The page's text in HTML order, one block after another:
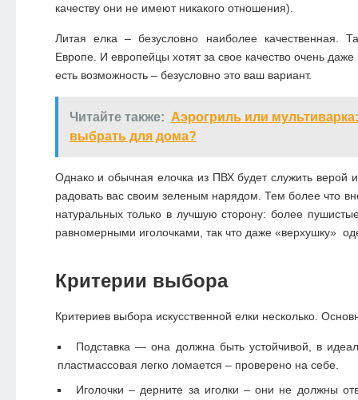
качеству они не имеют никакого отношения).
Литая елка – безусловно наиболее качественная.
Европе. И европейцы хотят за свое качество очень
есть возможность – безусловно это ваш вариант.
Читайте также: Аэрогриль или
выбрать для дома?
Однако и обычная елочка из ПВХ будет служить верой
радовать вас своим зеленым нарядом. Тем более что
натуральных только в лучшую сторону: более
равномерными иголочками, так что даже «верхушку»
Критерии выбора
Критериев выбора искусственной елки несколько.
Подставка — она должна быть устойчивой, в
пластмассовая легко ломается – проверено на себе.
Иголочки – дерните за иголки – они не должны